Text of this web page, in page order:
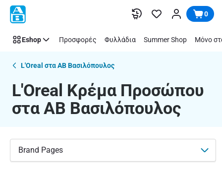
Παράλειψη
L'Oreal
Κρέμα
0
Eshop Προσφορές Φυλλάδια Summer Shop Μόνο
L'Oreal στα ΑΒ Βασιλόπουλος
L'Oreal Κρέμα Προσώπου
στα ΑΒ Βασιλόπουλος
Brand Pages